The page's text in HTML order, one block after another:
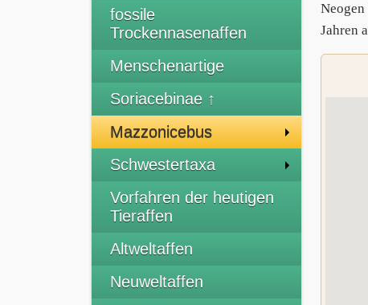
fossile
Trockennasenaffen
Menschenartige
Soriacebinae ↑
Mazzonicebus
Schwestertaxa
Vorfahren der heutigen
Tieraffen
Altweltaffen
Neuweltaffen
Jahren